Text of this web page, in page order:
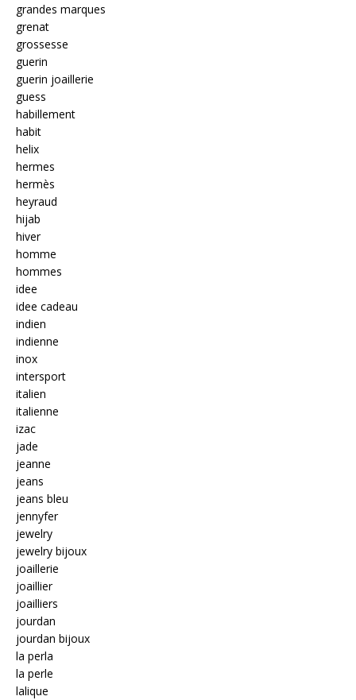
grandes marques
grenat
grossesse
guerin
guerin joaillerie
guess
habillement
habit
helix
hermes
hermès
heyraud
hijab
hiver
homme
hommes
idee
idee cadeau
indien
indienne
inox
intersport
italien
italienne
izac
jade
jeanne
jeans
jeans bleu
jennyfer
jewelry
jewelry bijoux
joaillerie
joaillier
joailliers
jourdan
jourdan bijoux
la perla
la perle
lalique